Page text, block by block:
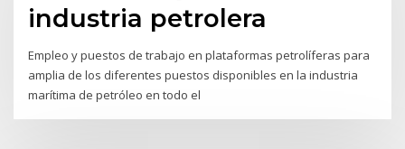
industria petrolera
Empleo y puestos de trabajo en plataformas petrolíferas para
amplia de los diferentes puestos disponibles en la industria
marítima de petróleo en todo el